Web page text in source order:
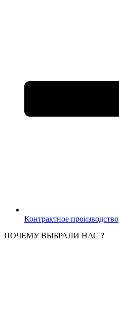
Контрактное производство
ПОЧЕМУ ВЫБРАЛИ НАС ?